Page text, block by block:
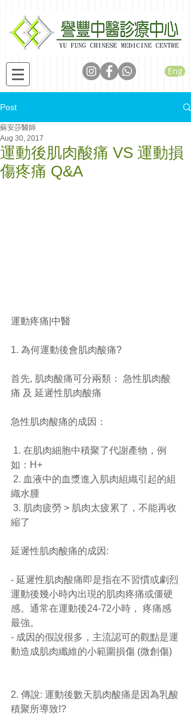
Eng
Post
運動後肌肉酸痛 VS 運動損
傷疼痛 Q&A
蘇安莎醫師
Aug 30, 2017
運動疼痛|中醫
1. 為何運動後會肌肉酸痛?
首先, 肌肉酸痛可分兩類： 急性肌肉酸
痛 及 延遲性肌肉酸痛
急性肌肉酸痛的成因：
如：H+
織水腫
縮了
延遲性肌肉酸痛的成因:
- 延遲性肌肉酸痛即是指在不習慣或劇烈
運動後幾小時內出現的肌肉疼痛或僵硬
感。通常在運動後24-72小時， 疼痛感
最強。
- 成因的假說很多，主流認可的觀點是運
動造成肌肉纖維的小範圍損傷 (微創傷)
2. 傳說: 運動後數天肌肉酸痛是因為乳酸
積聚所導致!?